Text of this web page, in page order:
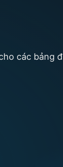
các bảng